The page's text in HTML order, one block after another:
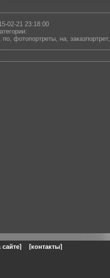
02-21 23:18:00
по, фотопортреты, на, заказпортрет,
[контакты]